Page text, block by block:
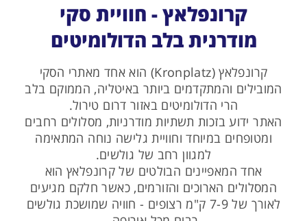
קרונפלאץ - חוויית סקי
מודרנית בלב הדולומיטים
קרונפלאץ (Kronplatz) הוא אחד מאתרי הסקי
המובילים והמתקדמים ביותר באיטליה, הממוקם בלב
הרי הדולומיטים באזור דרום טירול.
האתר ידוע בזכות תשתיות מודרניות, מסלולים רחבים
ומטופחים במיוחד וחוויית גלישה נוחה המתאימה
למגוון רחב של גולשים.
אחד המאפיינים הבולטים של קרונפלאץ הוא
המסלולים הארוכים והזורמים, כאשר חלקם מגיעים
לאורך של 7-9 ק"מ רצופים - חוויה שמושכת גולשים